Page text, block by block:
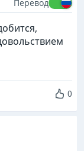
Перевод
0